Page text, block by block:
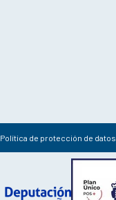
Política de protección de datos